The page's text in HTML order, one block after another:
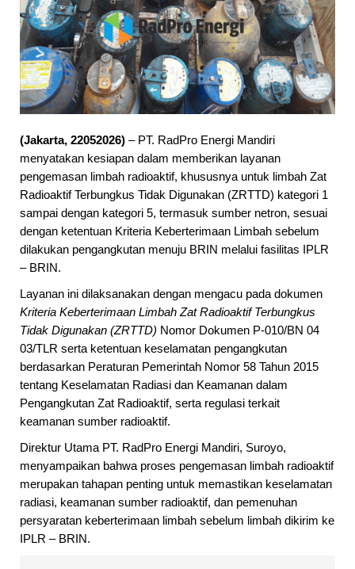
Selamat datang di website PT. RadPro Energi
(Jakarta, 22052026) – PT. RadPro Energi Mandiri
menyatakan kesiapan dalam memberikan layanan
pengemasan limbah radioaktif, khususnya untuk limbah Zat
Radioaktif Terbungkus Tidak Digunakan (ZRTTD) kategori 1
sampai dengan kategori 5, termasuk sumber netron, sesuai
dengan ketentuan Kriteria Keberterimaan Limbah sebelum
dilakukan pengangkutan menuju BRIN melalui fasilitas IPLR
– BRIN.
Layanan ini dilaksanakan dengan mengacu pada dokumen
Kriteria Keberterimaan Limbah Zat Radioaktif Terbungkus
Tidak Digunakan (ZRTTD) Nomor Dokumen P-010/BN 04
03/TLR serta ketentuan keselamatan pengangkutan
berdasarkan Peraturan Pemerintah Nomor 58 Tahun 2015
tentang Keselamatan Radiasi dan Keamanan dalam
Pengangkutan Zat Radioaktif, serta regulasi terkait
keamanan sumber radioaktif.
Direktur Utama PT. RadPro Energi Mandiri, Suroyo,
menyampaikan bahwa proses pengemasan limbah radioaktif
merupakan tahapan penting untuk memastikan keselamatan
radiasi, keamanan sumber radioaktif, dan pemenuhan
persyaratan keberterimaan limbah sebelum limbah dikirim ke
IPLR – BRIN.